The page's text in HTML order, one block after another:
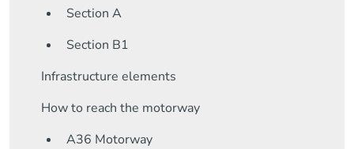
Section A
Section B1
Infrastructure elements
How to reach the motorway
A36 Motorway